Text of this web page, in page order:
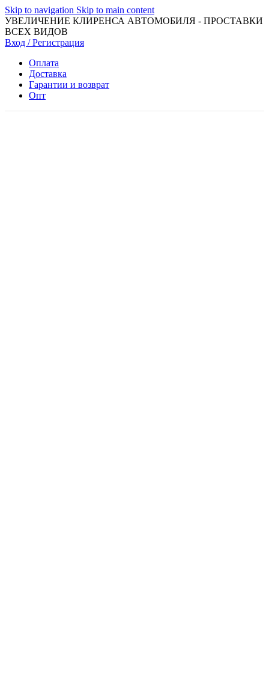
Skip to navigation Skip to main content
УВЕЛИЧЕНИЕ КЛИРЕНСА АВТОМОБИЛЯ - ПРОСТАВКИ
ВСЕХ ВИДОВ
Вход / Регистрация
Оплата
Доставка
Гарантии и возврат
Опт